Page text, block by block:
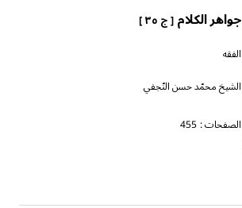
جواهر الكلام[ ج ٣٥ ]
الفقه
الشيخ محمّد حسن النّجفي
الصفحات : 455